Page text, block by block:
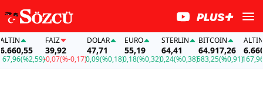
(%2,59)
FAİZ
39,92
-0,07(%-0,17)
DOLAR
47,71
0,09(%0,18)
EURO
55,19
0,18(%0,32)
STERLIN
64,41
0,24(%0,38)
BITCOIN
64.917,26
583,25(%0,91)
ALTIN
167,96